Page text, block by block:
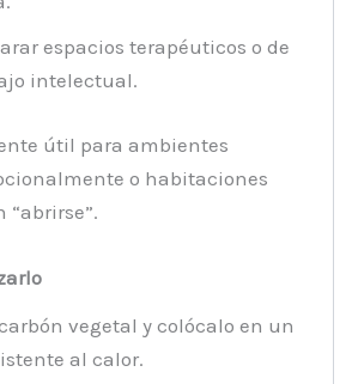
espacios terapéuticos o de
intelectual.
útil para ambientes
o habitaciones
“abrirse”.
vegetal y colócalo en un
al calor.